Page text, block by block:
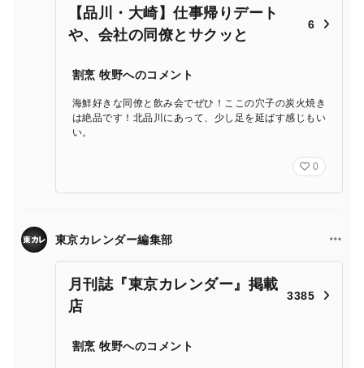
【品川・大崎】仕事帰りデート
や、会社の同僚とサクッと
6
割烹 牧野へのコメント
海鮮好きな同僚と飲み会でぜひ！ここの穴子の炭火焼き
は絶品です！北品川にあって、少し足を延ばす感じもい
い。
0
東京カレンダー編集部
月刊誌『東京カレンダー』掲載
店
3385
割烹 牧野へのコメント